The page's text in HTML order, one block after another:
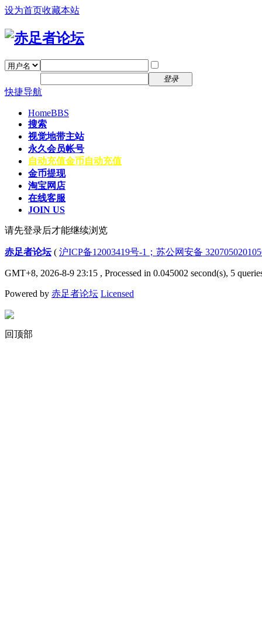
设为首页收藏本站
登录
快捷导航
HomeBBS
搜索
视觉地带主站
永久会员帐号
自动充值金币自动充值
金币提现
淘宝网店
在线客服
JOIN US
请先登录后才能继续浏览
赤足者论坛( 沪ICP备12003419号-1；苏公网安备
GMT+8, 2026-8-9 23:15 , Processed in 0.045002 second(s), 5
Powered by 赤足者论坛 Licensed
回顶部